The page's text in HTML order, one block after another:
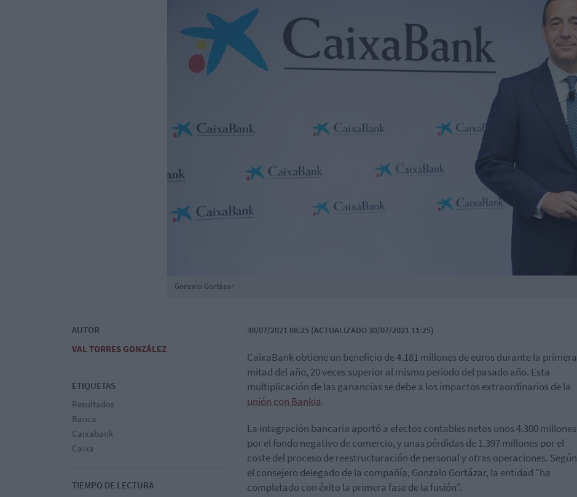
Gonzalo Gortázar
AUTOR
VAL TORRES GONZÁLEZ
ETIQUETAS
Resultados
Banca
Caixabank
Caixa
TIEMPO DE LECTURA
30/07/2021 08:25 (ACTUALIZADO 30/07/2021 11:25)
CaixaBank obtiene un beneficio de 4.181 millones de euros durante la primera
mitad del año, 20 veces superior al mismo periodo del pasado año. Esta
multiplicación de las ganancias se debe a los impactos extraordinarios de la
unión con Bankia.
La integración bancaria aportó a efectos contables netos unos 4.300 millones
por el fondo negativo de comercio, y unas pérdidas de 1.397 millones por el
coste del proceso de reestructuración de personal y otras operaciones. Según
el consejero delegado de la compañía, Gonzalo Gortázar, la entidad "ha
completado con éxito la primera fase de la fusión".